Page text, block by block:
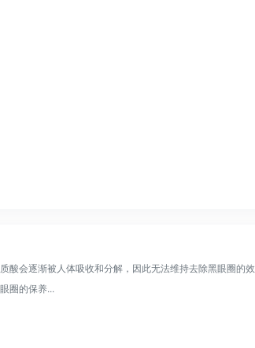
酸会逐渐被人体吸收和分解，因此无法维持去除黑眼圈的效
圈的保养...